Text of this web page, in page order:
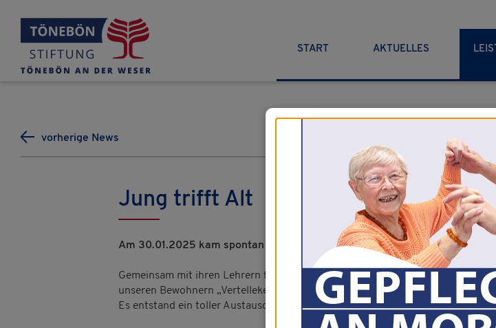
vorherige News zur Übersicht
Jung trifft Alt
Am 30.01.2025 kam spontan eine 7. Klasse der Pestalozzi Schule aus
Gemeinsam mit ihren Lehrern führten Sie einen Projekttag vor der
unseren Bewohnern „Vertellekes” und „Mensch ärgere dich nicht” gespielt.
Es entstand ein toller Austausch zwischen den Schülern und Bewohnern.
START AKTUELLES